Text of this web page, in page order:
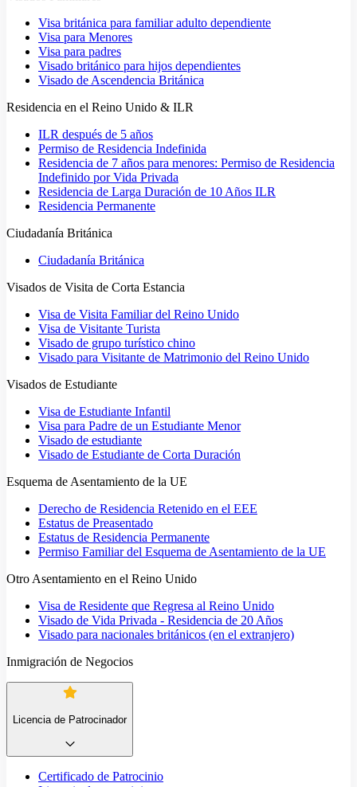
Visa británica para familiar adulto dependiente
Visa para Menores
Visa para padres
Visado británico para hijos dependientes
Visado de Ascendencia Británica
Residencia en el Reino Unido & ILR
ILR después de 5 años
Permiso de Residencia Indefinida
Residencia de 7 años para menores: Permiso de Residencia
Indefinido por Vida Privada
Residencia de Larga Duración de 10 Años ILR
Residencia Permanente
Ciudadanía Británica
Ciudadanía Británica
Visados de Visita de Corta Estancia
Visa de Visita Familiar del Reino Unido
Visa de Visitante Turista
Visado de grupo turístico chino
Visado para Visitante de Matrimonio del Reino Unido
Visados de Estudiante
Visa de Estudiante Infantil
Visa para Padre de un Estudiante Menor
Visado de estudiante
Visado de Estudiante de Corta Duración
Esquema de Asentamiento de la UE
Derecho de Residencia Retenido en el EEE
Estatus de Preasentado
Estatus de Residencia Permanente
Permiso Familiar del Esquema de Asentamiento de la UE
Otro Asentamiento en el Reino Unido
Visa de Residente que Regresa al Reino Unido
Visado de Vida Privada - Residencia de 20 Años
Visado para nacionales británicos (en el extranjero)
Inmigración de Negocios
Licencia de Patrocinador
Certificado de Patrocinio